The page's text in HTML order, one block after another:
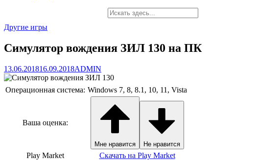
Другие игры
Симулятор вождения ЗИЛ 130 на ПК
13.06.201816.09.2018ADMIN
Операционная система: Windows 7, 8, 8.1, 10, 11, Vista
Ваша оценка:
Мне нравится Не нравится
Play Market
Скачать на Play Market